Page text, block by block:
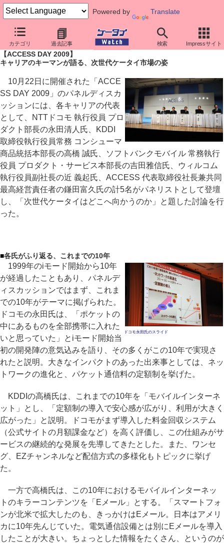
Powered by Translate
カテゴリ 過去記事 検索 Impressサイト
ケータイ Watch イベント その他
ACCESS DAY 2009
【ACCESS DAY 2009】
キャリアのキーマンが語る、次世代ケータイ市場の姿
10月22日に開催された「ACCE
SS DAY 2009」のパネルディスカ
ッションには、各キャリアの代表
として、NTTドコモ 執行役員 プロ
ダクト部長の永田清人氏、KDDI
取締役執行役員常務 コンシューマ
商品統括本部長の高橋 誠氏、ソフトバンクモバイル 常務執行
役員 プロダクト・サービス本部長の吉田雅信氏、ウィルコム
執行役員副社長の近 義起氏、ACCESS 代表取締役社長兼共同
最高経営責任者の鎌田富久氏の計5名がパネリストとして登壇
し、「次世代ケータイはどこへ向かうのか」と題した討論を行
った。
■各氏がふり返る、これまでの10年
ドコモ永田氏のスライド
1999年のiモード開始から10年
が経過したこともあり、パネルデ
ィスカッションではまず、これま
での10年がテーマに掲げられた。
ドコモの永田氏は、「ポケットの
中にあるものを全部携帯に入れた
いと思っていた」とiモード開始当
初の開発陣の意気込みを語り、その多くがこの10年で実現さ
れたと説明。大きなインパクトのあった出来事としては、ネッ
トワークの進化と、パケット通信料の定額制を挙げた。
KDDIの高橋氏は、これまでの10年を「モバイルインターネ
ット」とし、「定額制の導入で安心感が広がり、利用が大きく
広がった」と説明。ドコモがまず導入した料金回収システム
（公式サイトの月額課金など）を高く評価し、この仕組みがサ
ービスの継続的な発展を先導してきたとした。また、ワンセ
グ、EZチャンネルなど配信方式の多様化もトピックに挙げ
た。
一方で高橋氏は、この10年におけるモバイルインターネッ
トのキラーコンテンツを「Eメール」とする。「スマートフォ
ンが北米で拡大したのも、きっかけはEメール。日本はアメリ
カに10年先んじていた。電気通信設備とは別にEメールを導入
したことが大きい。ちょっとした情報をたくさん、というのが